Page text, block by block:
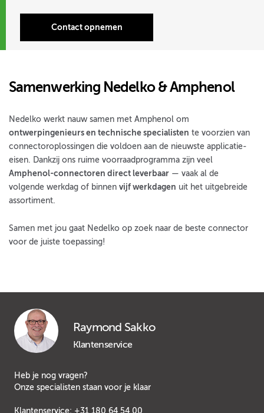
Contact opnemen
Samenwerking Nedelko & Amphenol
Nedelko werkt nauw samen met Amphenol om
ontwerpingenieurs en technische specialisten te voorzien van
connectoroplossingen die voldoen aan de nieuwste applicatie-
eisen. Dankzij ons ruime voorraadprogramma zijn veel
Amphenol-connectoren direct leverbaar — vaak al de
volgende werkdag of binnen vijf werkdagen uit het uitgebreide
assortiment.
Samen met jou gaat Nedelko op zoek naar de beste connector
voor de juiste toepassing!
Raymond Sakko
Klantenservice
Heb je nog vragen?
Onze specialisten staan voor je klaar
Klantenservice: +31 180 64 54 00